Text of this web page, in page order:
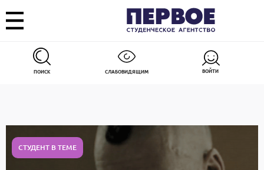
ПОИСК СЛАБОВИДЯЩИМ ВОЙТИ
СТУДЕНТ В ТЕМЕ